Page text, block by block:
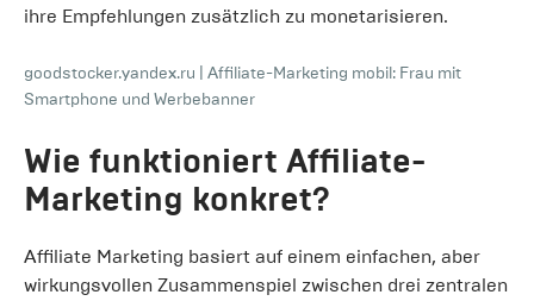
ihre Empfehlungen zusätzlich zu monetarisieren.
goodstocker.yandex.ru
Affiliate-Marketing mobil: Frau mit
Smartphone und Werbebanner
Wie funktioniert Affiliate-
Marketing konkret?
Affiliate Marketing basiert auf einem einfachen, aber
wirkungsvollen Zusammenspiel zwischen drei zentralen